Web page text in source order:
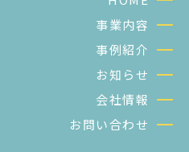
事業内容
事例紹介
お知らせ
会社情報
お問い合わせ